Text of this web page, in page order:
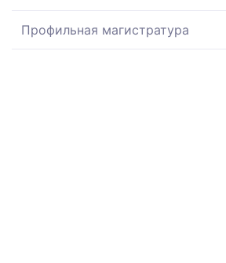
Профильная магистратура